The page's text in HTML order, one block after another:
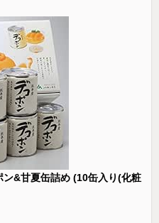
&甘夏缶詰め (10缶入り(化粧